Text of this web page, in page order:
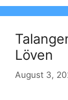
Löven
August 3,